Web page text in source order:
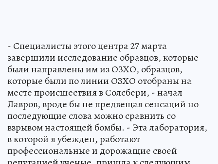
- Специалисты этого центра 27 марта
завершили исследование образцов, которые
были направлены им из ОЗХО, образцов,
которые были по линии ОЗХО отобраны на
месте происшествия в Солсбери, - начал
Лавров, вроде бы не предвещая сенсаций но
последующие слова можно сравнить со
взрывом настоящей бомбы. - Эта лаборатория,
в которой я убежден, работают
профессиональные и дорожащие своей